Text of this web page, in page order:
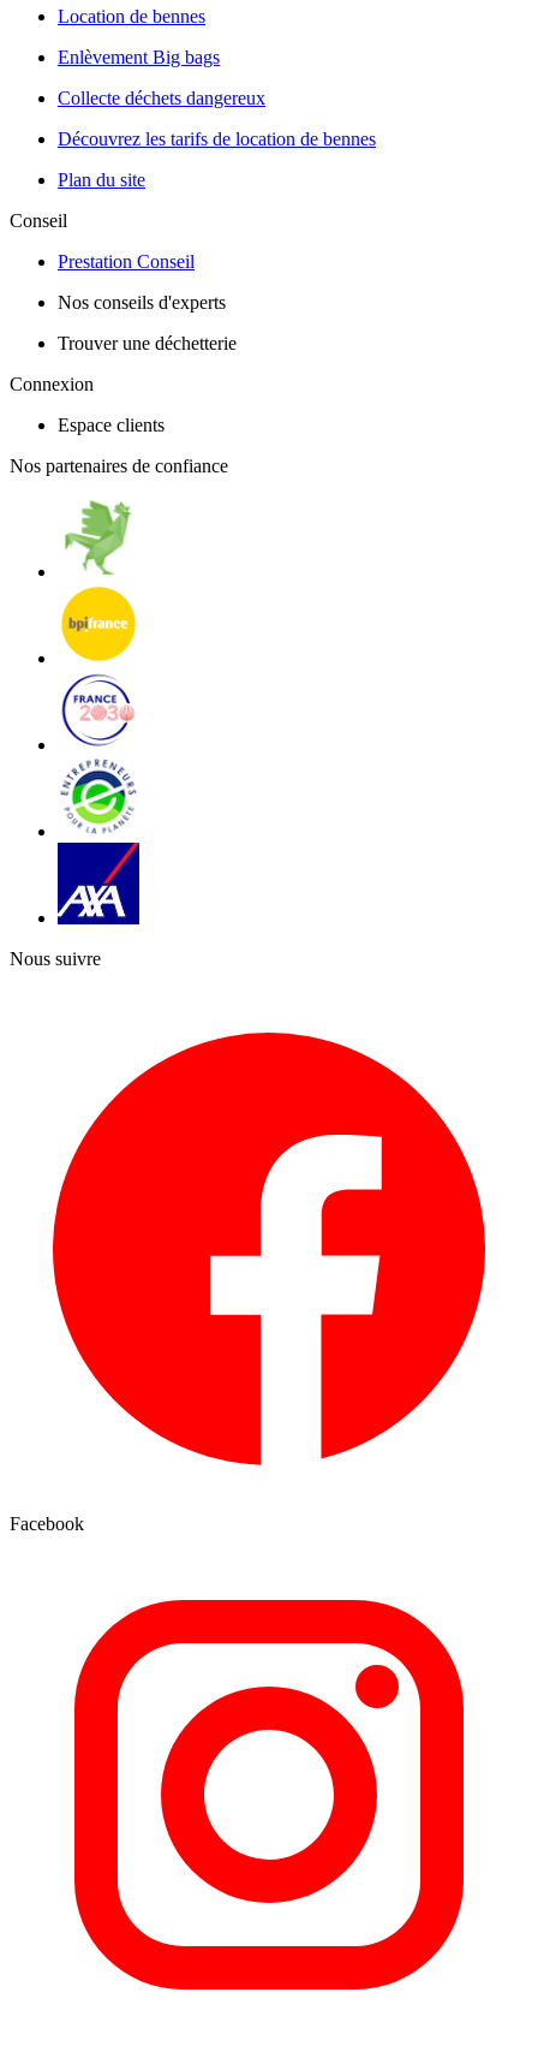
Location de bennes
Enlèvement Big bags
Collecte déchets dangereux
Découvrez les tarifs de location de bennes
Plan du site
Conseil
Prestation Conseil
Nos conseils d'experts
Trouver une déchetterie
Connexion
Espace clients
Nos partenaires de confiance
Nous suivre
Facebook